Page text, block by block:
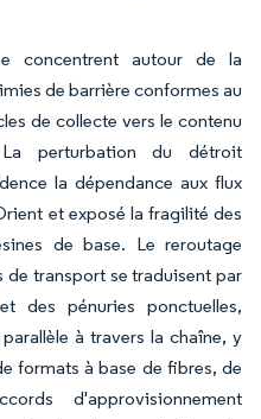
concentrent autour de la
de barrière conformes au
de collecte vers le contenu
La perturbation du détroit
la dépendance aux flux
et exposé la fragilité des
de base. Le reroutage
de transport se traduisent par
des pénuries ponctuelles,
à travers la chaîne, y
formats à base de fibres, de
d'approvisionnement